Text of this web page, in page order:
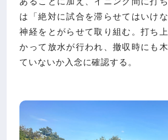
は「絶対に試合を滞らせてはいけ
神経をとがらせて取り組む。打ち
かって放水が行われ、撤収時にも
ていないか入念に確認する。